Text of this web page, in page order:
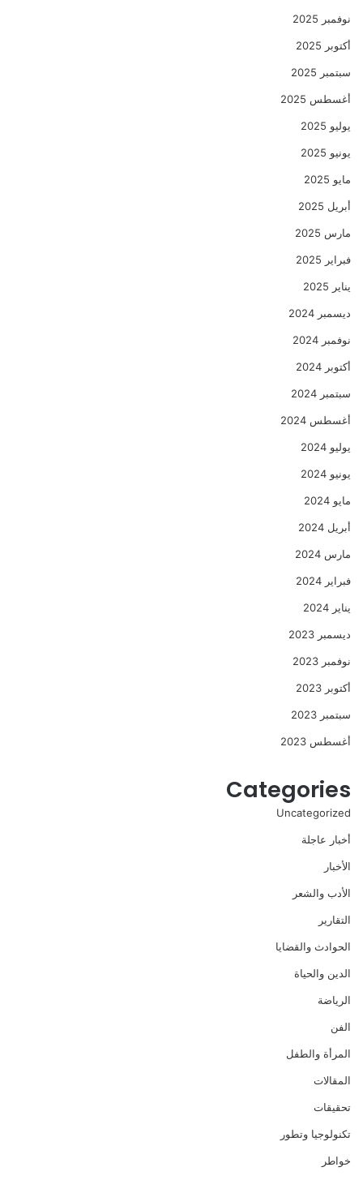
نوفمبر 2025
أكتوبر 2025
سبتمبر 2025
أغسطس 2025
يوليو 2025
يونيو 2025
مايو 2025
أبريل 2025
مارس 2025
فبراير 2025
يناير 2025
ديسمبر 2024
نوفمبر 2024
أكتوبر 2024
سبتمبر 2024
أغسطس 2024
يوليو 2024
يونيو 2024
مايو 2024
أبريل 2024
مارس 2024
فبراير 2024
يناير 2024
ديسمبر 2023
نوفمبر 2023
أكتوبر 2023
سبتمبر 2023
أغسطس 2023
Categories
Uncategorized
أخبار عاجلة
الأخبار
الأدب والشعر
التقارير
الحوادث والقضايا
الدين والحياة
الرياضة
الفن
المرأة والطفل
المقالات
تحقيقات
تكنولوجيا وتطور
خواطر